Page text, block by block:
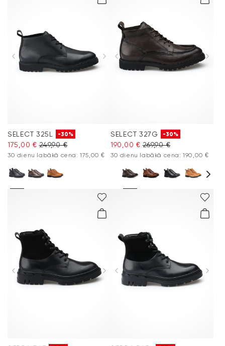
SELECT 325L -30%
175,00 € 249,90 €
30 dienu labākā cena: 175,00 €
SELECT 327G -30%
190,00 € 269,90 €
30 dienu labākā cena: 190,00 €